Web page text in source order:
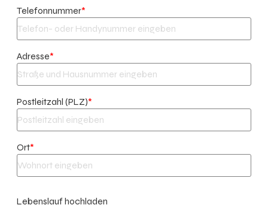
Telefonnummer*
Adresse*
Postleitzahl (PLZ)*
Ort*
Lebenslauf hochladen